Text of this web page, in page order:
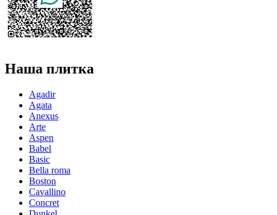
Наша плитка
Agadir
Agata
Anexus
Arte
Aspen
Babel
Basic
Bella roma
Boston
Cavallino
Concret